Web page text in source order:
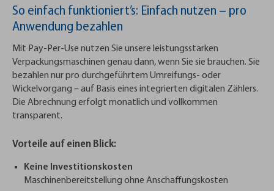
So einfach funktioniert’s: Einfach nutzen – pro
Anwendung bezahlen
Mit Pay-Per-Use nutzen Sie unsere leistungsstarken
Verpackungsmaschinen genau dann, wenn Sie sie brauchen. Sie
bezahlen nur pro durchgeführtem Umreifungs- oder
Wickelvorgang – auf Basis eines integrierten digitalen Zählers.
Die Abrechnung erfolgt monatlich und vollkommen
transparent.
Vorteile auf einen Blick:
Keine Investitionskosten
Maschinenbereitstellung ohne Anschaffungskosten